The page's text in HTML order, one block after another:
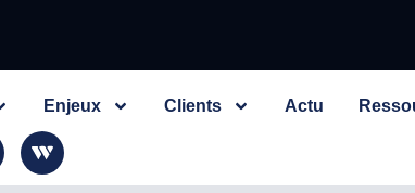
Enjeux Clients Actu